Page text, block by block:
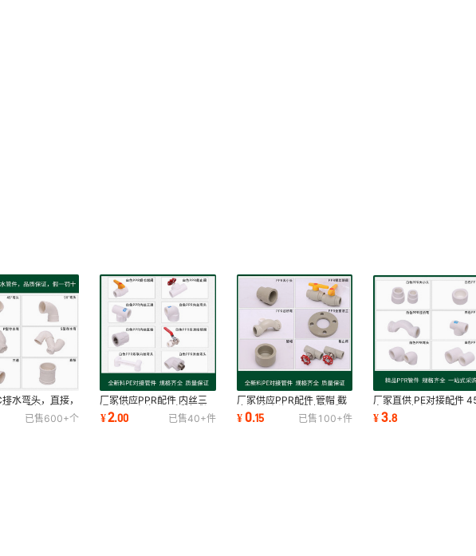
水弯头，直接，
，P型存水弯，
已售600+个
厂家供应PPR配件 内丝三
通/直接/弯头 PPR活接球阀
钢芯球阀
¥2.00 已售40+件
厂家供应PPR配件 管帽 截
止阀 大小头 全塑法兰 球阀
PPR管材配件
¥0.15 已售 100+件
厂家直供 PE对接配件
弯头 90度弯头 三通 PE
径三通 63-315
¥3.8